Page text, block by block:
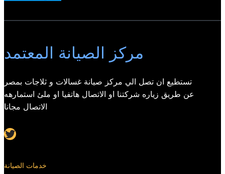
مركز الصيانة المعتمد
تستطيع ان تصل الي مركز صيانة غسالات و ثلاجات بمصر
عن طريق زياره شركتنا او الاتصال هاتفيا او ملئ استمارهه
الاتصال مجانا
Twitter
خدمات الصيانة